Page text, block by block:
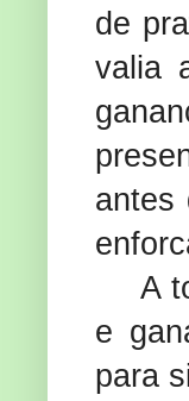
de
valia
antes
A
e
para